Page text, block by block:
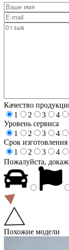
Качество
1
2 3 4
Уровень сервиса
1
2 3 4
Срок изготовления
1
2 3 4
Пожалуйста,
Похожие модели